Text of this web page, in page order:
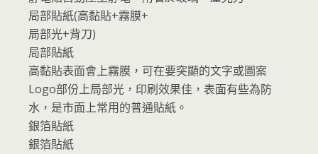
局部貼紙(高黏貼+霧膜+
局部光+背刀)
局部貼紙
高黏貼表面會上霧膜，可在要突顯的文字或圖案
Logo部份上局部光，印刷效果佳，表面有些為防
水，是市面上常用的普通貼紙。
銀箔貼紙
銀箔貼紙